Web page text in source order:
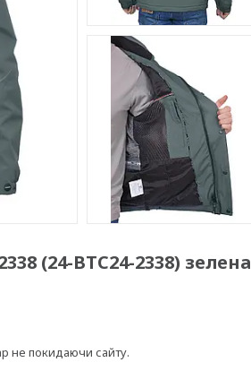
(24-BTC24-2338) зелена
не покидаючи сайту.